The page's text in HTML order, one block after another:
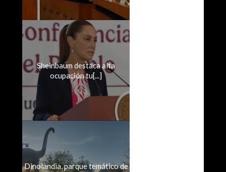
Sheinbaum destaca alta
ocupación tu[...]
Dinolandia, parque temático de